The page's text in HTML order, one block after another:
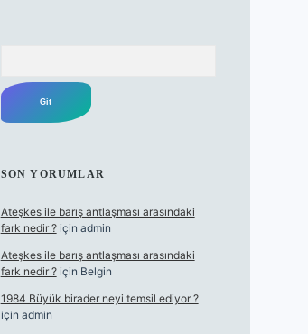
SON YORUMLAR
Ateşkes ile barış antlaşması arasındaki
fark nedir ?için admin
Ateşkes ile barış antlaşması arasındaki
fark nedir ?için Belgin
1984 Büyük birader neyi temsil ediyor ?
için admin